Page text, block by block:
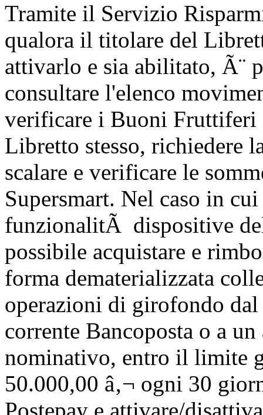
Tramite il Servizio
qualora il titolare del
attivarlo e sia abilitato, Ã¨
consultare l'elenco
verificare i Buoni Fruttiferi
Libretto stesso, richiedere
scalare e verificare le
Supersmart. Nel caso in
funzionalitÃ dispositive
possibile acquistare e
forma dematerializzata
operazioni di girofondo
corrente Bancoposta o a
nominativo, entro il limite
50.000,00 â‚¬ ogni 30